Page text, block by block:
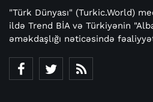
"Türk Dünyası" (Turkic.World)
ildə Trend BİA və Türkiyənin
əməkdaşlığı nəticəsində